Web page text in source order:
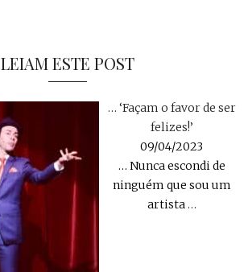
LEIAM ESTE POST
… ‘Façam o favor de ser
felizes!’
09/04/2023
… Nunca escondi de
ninguém que sou um
artista…